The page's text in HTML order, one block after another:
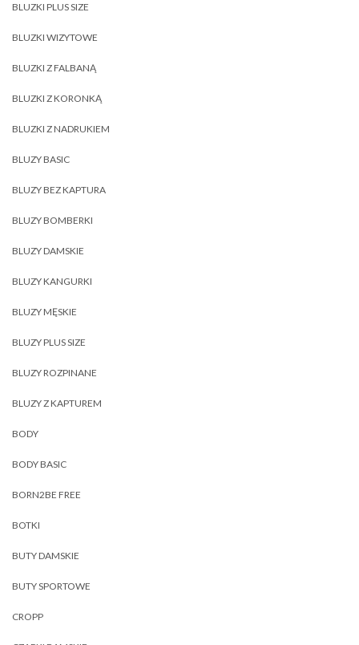
BLUZKI PLUS SIZE
BLUZKI WIZYTOWE
BLUZKI Z FALBANĄ
BLUZKI Z KORONKĄ
BLUZKI Z NADRUKIEM
BLUZY BASIC
BLUZY BEZ KAPTURA
BLUZY BOMBERKI
BLUZY DAMSKIE
BLUZY KANGURKI
BLUZY MĘSKIE
BLUZY PLUS SIZE
BLUZY ROZPINANE
BLUZY Z KAPTUREM
BODY
BODY BASIC
BORN2BE FREE
BOTKI
BUTY DAMSKIE
BUTY SPORTOWE
CROPP